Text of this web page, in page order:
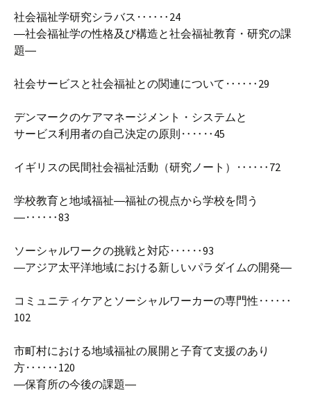
社会福祉学研究シラバス‥‥‥24
―社会福祉学の性格及び構造と社会福祉教育・研究の課
題―
社会サービスと社会福祉との関連について‥‥‥29
デンマークのケアマネージメント・システムと
サービス利用者の自己決定の原則‥‥‥45
イギリスの民間社会福祉活動（研究ノート）‥‥‥72
学校教育と地域福祉―福祉の視点から学校を問う
―‥‥‥83
ソーシャルワークの挑戦と対応‥‥‥93
―アジア太平洋地域における新しいパラダイムの開発―
コミュニティケアとソーシャルワーカーの専門性‥‥‥
102
市町村における地域福祉の展開と子育て支援のあり
方‥‥‥120
―保育所の今後の課題―